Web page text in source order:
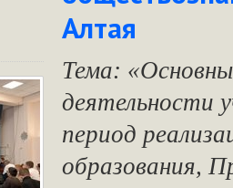
Алтая
Тема:
деятельности
период
образования,